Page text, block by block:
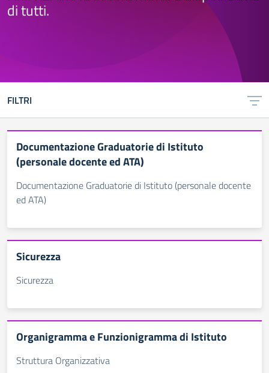
di tutti.
FILTRI
Documentazione Graduatorie di Istituto
(personale docente ed ATA)
Documentazione Graduatorie di Istituto (personale docente
ed ATA)
Sicurezza
Sicurezza
Organigramma e Funzionigramma di Istituto
Struttura Organizzativa